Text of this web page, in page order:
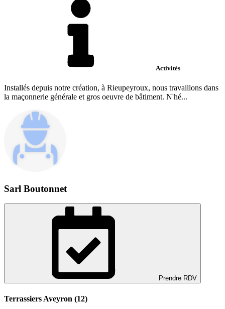
Activités
Installés depuis notre création, à Rieupeyroux, nous travaillons dans
la maçonnerie générale et gros oeuvre de bâtiment. N'hé...
Sarl Boutonnet
Prendre RDV
Terrassiers Aveyron (12)